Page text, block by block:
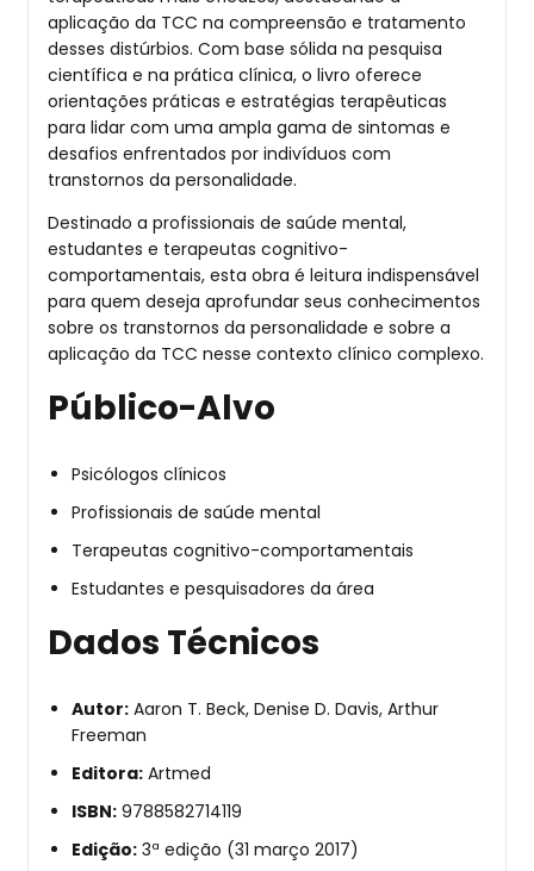
aplicação da TCC na compreensão e tratamento
desses distúrbios. Com base sólida na pesquisa
científica e na prática clínica, o livro oferece
orientações práticas e estratégias terapêuticas
para lidar com uma ampla gama de sintomas e
desafios enfrentados por indivíduos com
transtornos da personalidade.
Destinado a profissionais de saúde mental,
estudantes e terapeutas cognitivo-
comportamentais, esta obra é leitura indispensável
para quem deseja aprofundar seus conhecimentos
sobre os transtornos da personalidade e sobre a
aplicação da TCC nesse contexto clínico complexo.
Público-Alvo
Psicólogos clínicos
Profissionais de saúde mental
Terapeutas cognitivo-comportamentais
Estudantes e pesquisadores da área
Dados Técnicos
Autor: Aaron T. Beck, Denise D. Davis, Arthur
Freeman
Editora: Artmed
ISBN: 9788582714119
Edição: 3ª edição (31 março 2017)